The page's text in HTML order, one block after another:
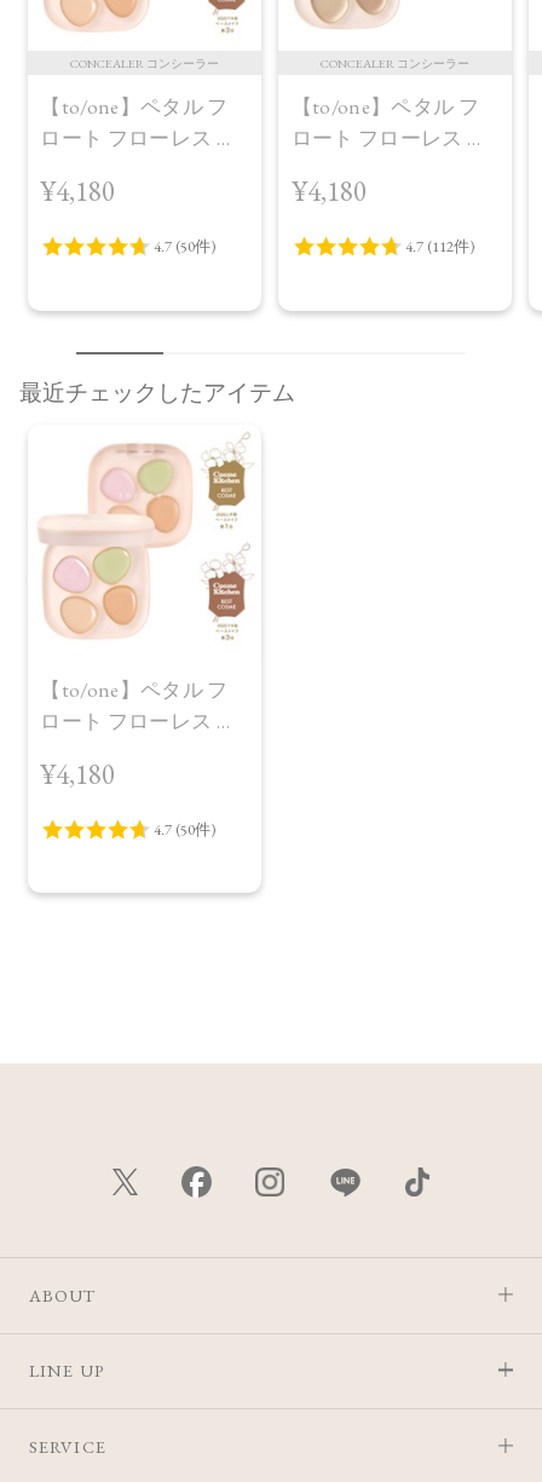
CONCEALER コンシーラー
【to/one】ペタル フ
ロート フローレス タ
¥4,180
CONCEALER コンシーラー
【to/one】ペタル フ
ロート フローレス タ
ジ
¥4,180
最近チェックしたアイテム
【to/one】ペタル フ
ロート フローレス タ
¥4,180
ABOUT
LINE UP
SERVICE